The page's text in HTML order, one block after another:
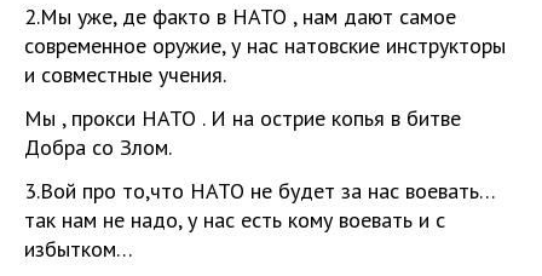
2.Мы уже, де факто в НАТО , нам дают самое
современное оружие, у нас натовские инструкторы
и совместные учения.
Мы , прокси НАТО . И на острие копья в битве
Добра со Злом.
3.Вой про то,что НАТО не будет за нас воевать…
так нам не надо, у нас есть кому воевать и с
избытком…